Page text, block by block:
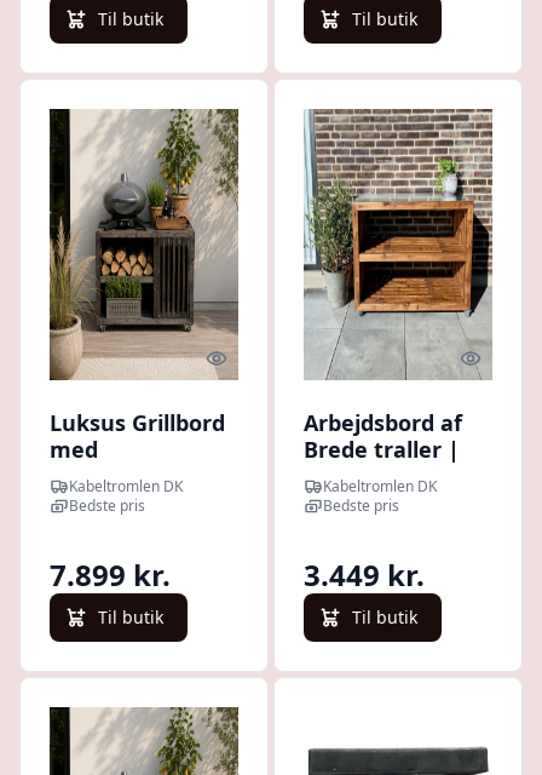
Til butik Til butik
Quick look
Luksus Grillbord
med
Gasflaskeskjuler
| Sortbejdset |
cm
Kabeltromlen DK
Bedste pris
7.899 kr.
Til butik
Quick
Arbejdsbord af
Brede traller |
Brunbejdset |
100 cm / Uden
Kabeltromlen DK
Bedste pris
3.449 kr.
Til butik